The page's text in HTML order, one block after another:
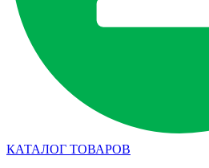
КАТАЛОГ ТОВАРОВ